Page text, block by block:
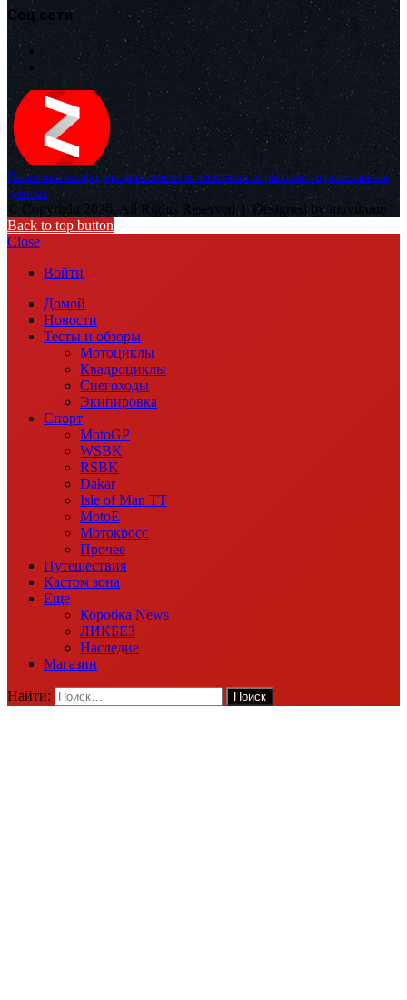
Соц.сети
Политика конфиденциальности и политика обработки персональных
данных
© Copyright 2026, All Rights Reserved | Designed by muvikone
Back to top button
Close
Войти
Домой
Новости
Тесты и обзоры
Мотоциклы
Квадроциклы
Снегоходы
Экипировка
Спорт
MotoGP
WSBK
RSBK
Dakar
Isle of Man TT
MotoE
Мотокросс
Прочее
Путешествия
Кастом зона
Еще
Коробка News
ЛИКБЕЗ
Наследие
Магазин
Найти: